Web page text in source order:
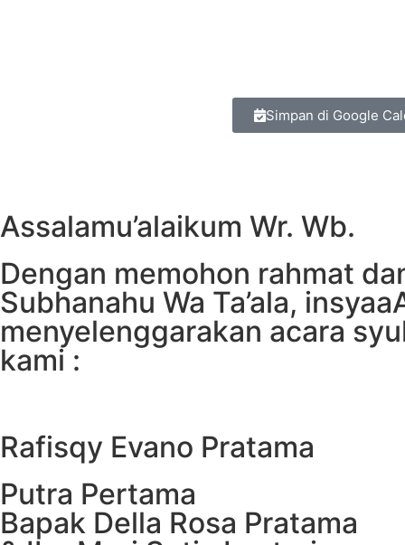
Simpan di Google
Assalamu’alaikum Wr. Wb.
Dengan memohon rahmat
Subhanahu Wa Ta’ala,
menyelenggarakan acara
kami :
Rafisqy Evano Pratama
Putra Pertama
Bapak Della Rosa Pratama